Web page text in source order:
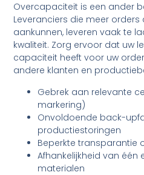
Overcapaciteit is een ander
Leveranciers die meer
aankunnen, leveren vaak te
kwaliteit. Zorg ervoor dat uw
capaciteit heeft voor uw
andere klanten en
Gebrek aan relevante
markering)
Onvoldoende back-
productiestoringen
Beperkte transparantie
Afhankelijkheid van één
materialen